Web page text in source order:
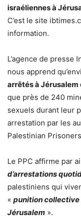
israéliennes à
C’est le site
information.
L’agence de presse
nous apprend
arrêtés à Jérusalem
que près de 240
sexuels durant leur
arrestation par les
Palestinian
Le PPC affirme par
d’arrestations
palestiniens qui
« punition collective
Jérusalem ».